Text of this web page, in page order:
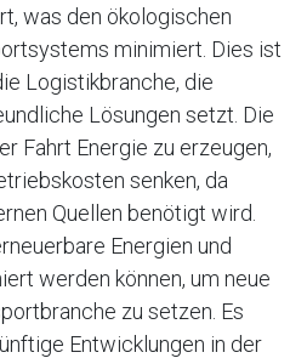
was den ökologischen
minimiert. Dies ist
Logistikbranche, die
Lösungen setzt. Die
Fahrt Energie zu erzeugen,
senken, da
Quellen benötigt wird.
Energien und
werden können, um neue
zu setzen. Es
Entwicklungen in der